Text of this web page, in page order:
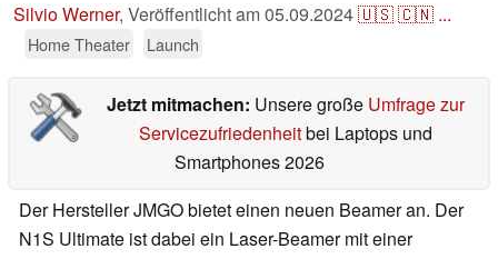
Silvio Werner, Veröffentlicht am05.09.2024🇺🇸🇨🇳 ...
Home Theater Launch
Jetzt mitmachen: Unsere große Umfrage zur
Servicezufriedenheitbei Laptops und
Smartphones 2026
Der Hersteller JMGO bietet einen neuen Beamer an. Der
N1S Ultimate ist dabei ein Laser-Beamer mit einer